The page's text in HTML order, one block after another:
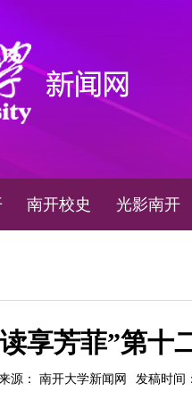
南开校史 光影南开
享芳菲”第十
源： 南开大学新闻网 发稿时间